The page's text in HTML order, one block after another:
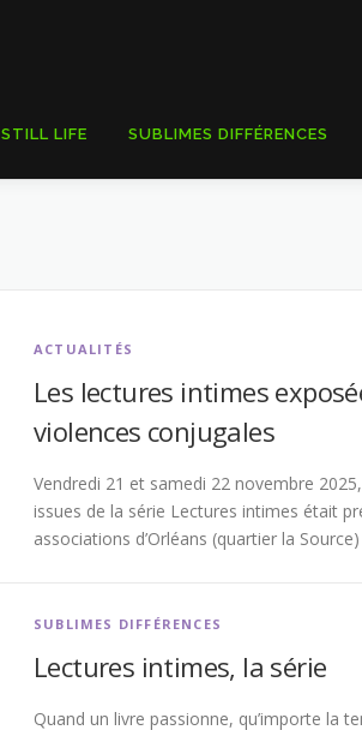
STILL LIFE SUBLIMES DIFFÉRENCES
ACTUALITÉS
Les lectures intimes
violences conjugales
Vendredi 21 et samedi 22 novembre
issues de la série Lectures intimes était
associations d’Orléans (quartier la
SUBLIMES DIFFÉRENCES
Lectures intimes, la série
Quand un livre passionne, qu’importe la